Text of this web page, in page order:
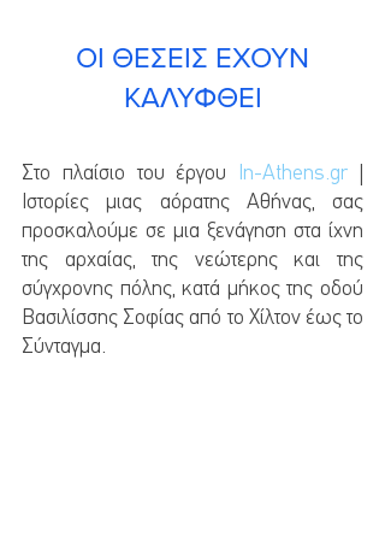
ΚΑΛΥΦΘΕΙ
Στο πλαίσιο του έργου In-Athens.gr
Ιστορίες μιας αόρατης Αθήνας, σας
προσκαλούμε σε μια ξενάγηση στα ίχνη
της αρχαίας, της νεώτερης και της
σύγχρονης πόλης, κατά μήκος της οδού
Βασιλίσσης Σοφίας από το Χίλτον έως το
Σύνταγμα.